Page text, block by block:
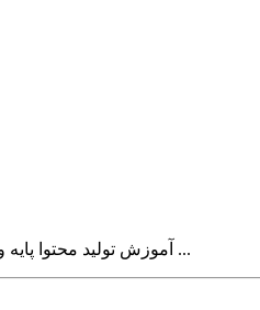
آموزش تولید محتوا پایه و اساس یک استراتژی بازاریابی موفق دیجیتال و همچنین تاثیر گذارترین گام برای موفقیت در سئو است. اگر تولید محتوا اصولی را بیاموزیم ...